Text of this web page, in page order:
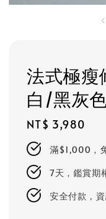
法式極瘦
白/黑灰
Regular
price
NT$ 3,980
滿$1,000，
7天，鑑賞期
安全付款，